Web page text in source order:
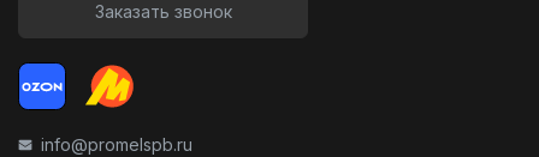
Заказать звонок
info@promelspb.ru